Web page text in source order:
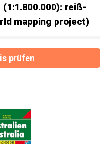
reiß-
mapping project)
prüfen